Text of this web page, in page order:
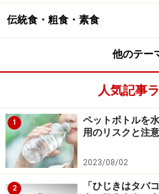
けてください」と言われてい
悪影響を与えると考えられ
高血圧症の人は“ナトリ
意する必要がある」という
ナトリウム自体は植物性食
ざまな食品に含まれていま
トリウム量を心配するより
に含まれる食塩に気をつけ
十分に出ることから「食塩
伝統食・粗食・素食
他のテー
人気記事
1
ペットボトルを
用のリスクと注
2023/08/02
2
「ひじきはタバ